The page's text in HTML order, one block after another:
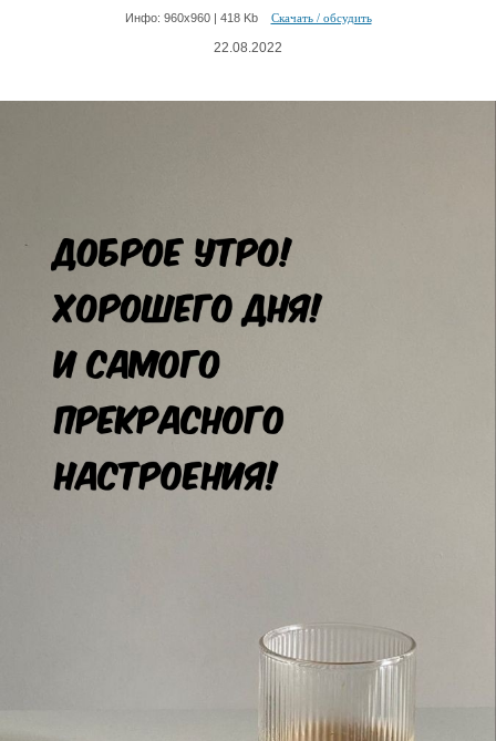
Инфо: 960х960 | 418 Kb Скачать / обсудить
22.08.2022